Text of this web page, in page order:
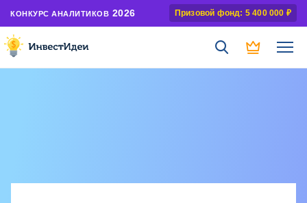
КОНКУРС АНАЛИТИКОВ 2026 Призовой фонд: 5 400 000 ₽